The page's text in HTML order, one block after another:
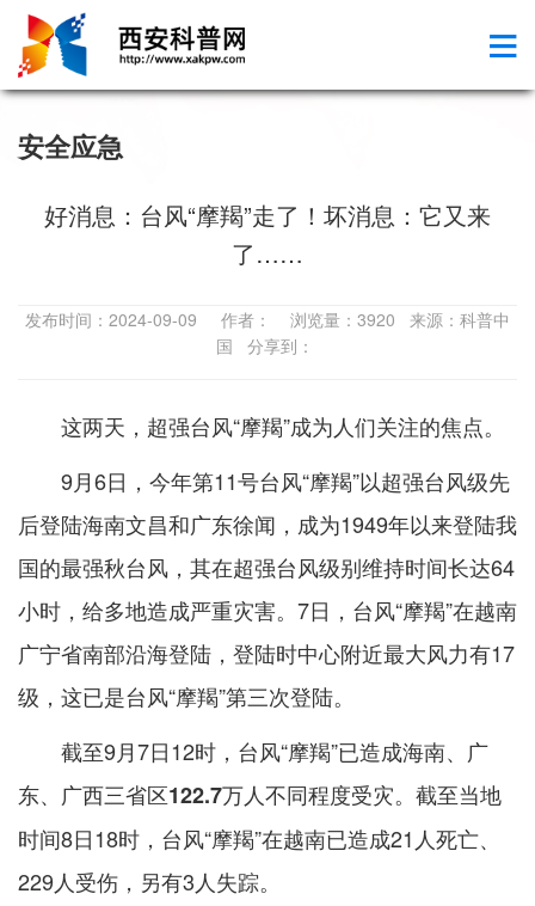
安全应急
好消息：台风“摩羯”走了！坏消息：它又来
了……
发布时间：2024-09-09 作者： 浏览量：3920 来源：科普中
国 分享到：
这两天，超强台风“摩羯”成为人们关注的焦点。
9月6日，今年第11号台风“摩羯”以超强台风级先
后登陆海南文昌和广东徐闻，成为1949年以来登陆我
国的最强秋台风，其在超强台风级别维持时间长达64
小时，给多地造成严重灾害。7日，台风“摩羯”在越南
广宁省南部沿海登陆，登陆时中心附近最大风力有17
级，这已是台风“摩羯”第三次登陆。
截至9月7日12时，台风“摩羯”已造成海南、广
东、广西三省区122.7万人不同程度受灾。截至当地
时间8日18时，台风“摩羯”在越南已造成21人死亡、
229人受伤，另有3人失踪。